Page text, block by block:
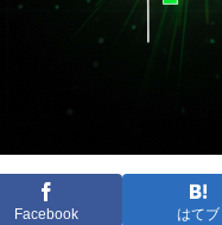
Facebook はてブ